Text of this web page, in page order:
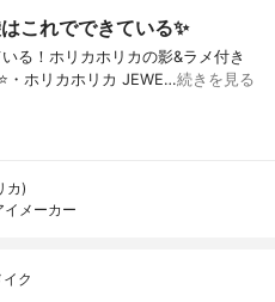
これでできている✨
る！ホリカホリカの影&ラメ付き
・ホリカホリカ JEWE…続きを見る
カ)
イメーカー
ク